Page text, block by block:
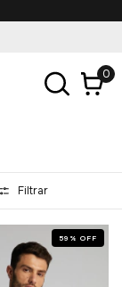
0
Filtrar
59 % OFF